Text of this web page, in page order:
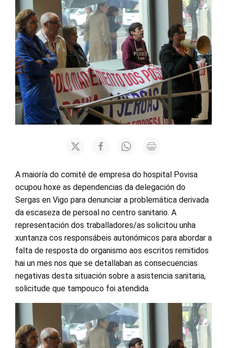
A maioría do comité de empresa do hospital Povisa
ocupou hoxe as dependencias da delegación do
Sergas en Vigo para denunciar a problemática derivada
da escaseza de persoal no centro sanitario. A
representación dos traballadores/as solicitou unha
xuntanza cos responsábeis autonómicos para abordar a
falta de resposta do organismo aos escritos remitidos
hai un mes nos que se detallaban as consecuencias
negativas desta situación sobre a asistencia sanitaria,
solicitude que tampouco foi atendida.